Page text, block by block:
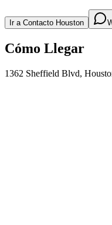
Ir a Contacto Houston
Cómo Llegar
1362 Sheffield Blvd,